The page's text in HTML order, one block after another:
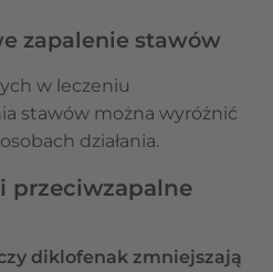
zapalenie stawów
w leczeniu
stawów można wyróżnić
działania.
przeciwzapalne
diklofenak zmniejszają